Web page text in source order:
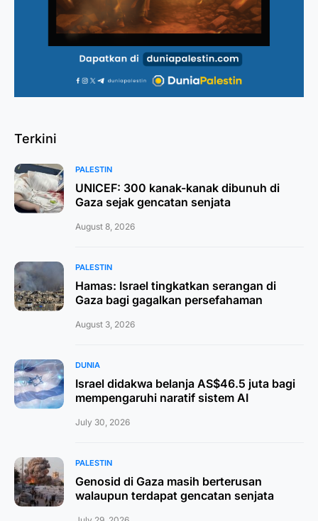
Terkini
PALESTIN
UNICEF: 300 kanak-kanak dibunuh di
Gaza sejak gencatan senjata
August 8, 2026
PALESTIN
Hamas: Israel tingkatkan serangan di
Gaza bagi gagalkan persefahaman
August 3, 2026
DUNIA
Israel didakwa belanja AS$46.5 juta bagi
mempengaruhi naratif sistem AI
July 30, 2026
PALESTIN
Genosid di Gaza masih berterusan
walaupun terdapat gencatan senjata